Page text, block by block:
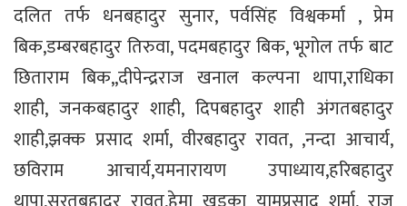
दलित तर्फ धनबहादुर सुनार, पर्वसिंह विश्वकर्मा , प्रेम
बिक,डम्बरबहादुर तिरुवा, पदमबहादुर बिक, भूगोल तर्फ बाट
छिताराम बिक,,दीपेन्द्रराज खनाल कल्पना थापा,राधिका
शाही, जनकबहादुर शाही, दिपबहादुर शाही अंगतबहादुर
शाही,झक्क प्रसाद शर्मा, वीरबहादुर रावत, ,नन्दा आचार्य,
छविराम आचार्य,यमनारायण उपाध्याय,हरिबहादुर